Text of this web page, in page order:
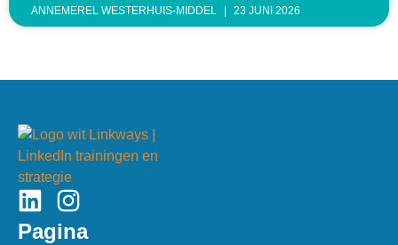
ANNEMEREL WESTERHUIS-MIDDEL 23 JUNI 2026
Pagina